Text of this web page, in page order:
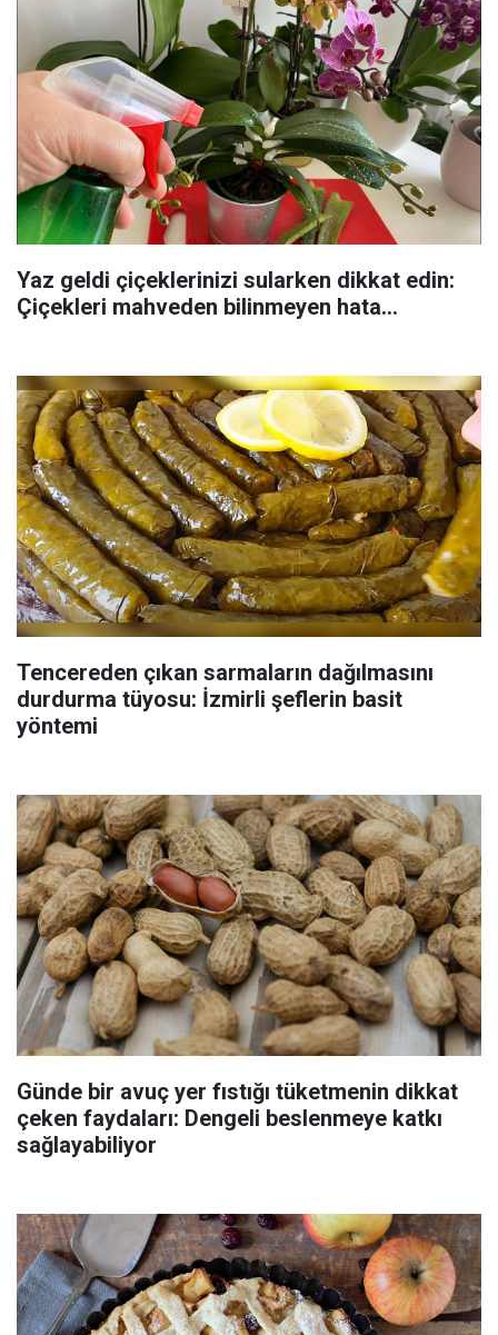
Yaz geldi çiçeklerinizi sularken dikkat edin:
Çiçekleri mahveden bilinmeyen hata...
Tencereden çıkan sarmaların dağılmasını
durdurma tüyosu: İzmirli şeflerin basit
yöntemi
Günde bir avuç yer fıstığı tüketmenin dikkat
çeken faydaları: Dengeli beslenmeye katkı
sağlayabiliyor